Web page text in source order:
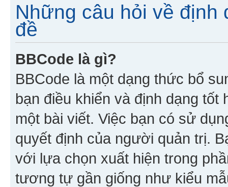
Những câu hỏi về định
đề
BBCode là gì?
BBCode là một dạng thức bổ
bạn điều khiển và định dạng
một bài viết. Việc bạn có sử
quyết định của người quản trị.
với lựa chọn xuất hiện trong
tương tự gần giống như kiểu